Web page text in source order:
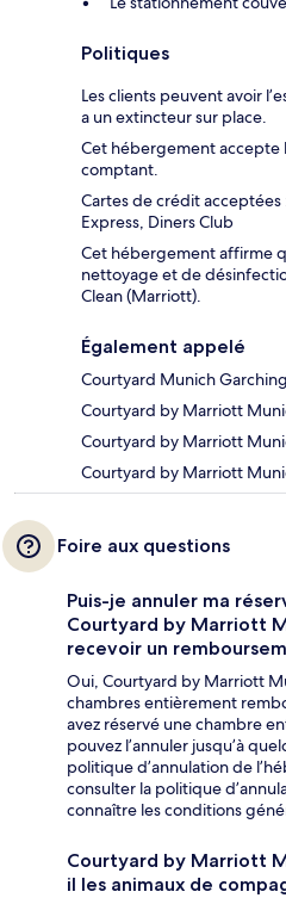
Politiques
Les clients peuvent avoir
a un extincteur sur place.
Cet hébergement accepte
comptant.
Cartes de crédit
Express, Diners Club
Cet hébergement affirme
nettoyage et de
Clean (Marriott).
Également appelé
Courtyard Munich Garching
Courtyard by Marriott
Courtyard by Marriott
Courtyard by Marriott
Foire aux questions
Puis-je annuler ma
Courtyard by Marriott
recevoir un
Oui, Courtyard by Marriott
chambres entièrement
avez réservé une chambre
pouvez l’annuler jusqu’à
politique d’annulation de
consulter la politique
connaître les conditions
Courtyard by Marriott
il les animaux de